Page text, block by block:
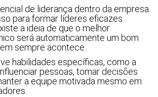
de liderança dentro da empresa
para formar líderes eficazes.
a ideia de que o melhor
será automaticamente um bom
sempre acontece.
habilidades específicas, como a
pessoas, tomar decisões
a equipe motivada mesmo em